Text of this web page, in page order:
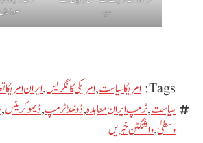
دیا۔
صورتحال
Tags: امریکا سیاست,امریکی کانگریس,ایران
سیاست,ٹرمپ ایران معاہدہ,ڈونلڈ ٹرمپ,ڈیموکریٹس,
وسطیٰ,واشنگٹن خبریں